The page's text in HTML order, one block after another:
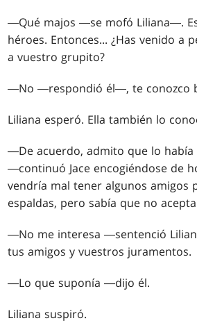
―Qué majos ―se mofó Liliana―.
héroes. Entonces... ¿Has venido a
a vuestro grupito?
―No ―respondió él―, te conozco
Liliana esperó. Ella también lo
―De acuerdo, admito que lo había
―continuó Jace encogiéndose de
vendría mal tener algunos amigos
espaldas, pero sabía que no
―No me interesa ―sentenció
tus amigos y vuestros juramentos.
―Lo que suponía ―dijo él.
Liliana suspiró.